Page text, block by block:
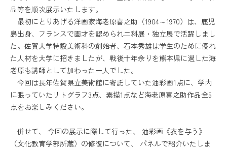
カレンダー お問い合わせ
プレスリリース 各種ダウンロード プライバシーポリシー
品等を順次展示いたします。
最初にとりあげる洋画家海老原喜之助（1904～1970）は、鹿児
島出身、フランスで画才を認められ二科展・独立展で活躍しまし
た。佐賀大学特設美術科の創始者、石本秀雄は学生のために優れ
た人材を大学に招きましたが、戦後十年余りを熊本県に過した海
老原も講師として加わった一人でした。
今回は長年佐賀県立美術館に寄託していた油彩画1点に、学内
に眠っていたリトグラフ3点、素描1点など海老原喜之助作品全5
点をお楽しみください。
併せて、 今回の展示に際して行った、 油彩画《衣を与う》
（文化教育学部所蔵）の修復について、 パネルで紹介いたしま